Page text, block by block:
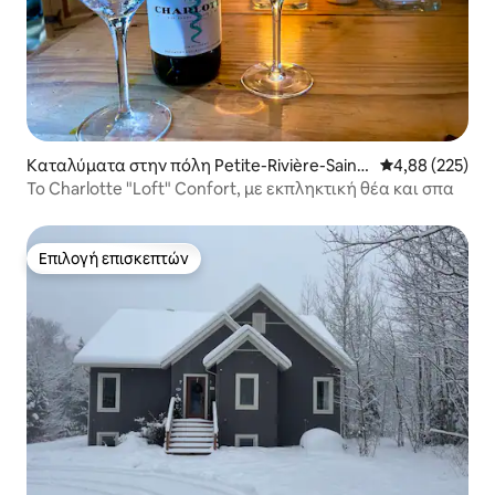
Καταλύματα στην πόλη Petite-Rivière-Saint-
François
Μέση
4,88 (225)
Το Charlotte "Loft" Confort, με εκπληκτική θέα και σπα
Επιλογή επισκεπτών
Επιλογή επισκεπτών